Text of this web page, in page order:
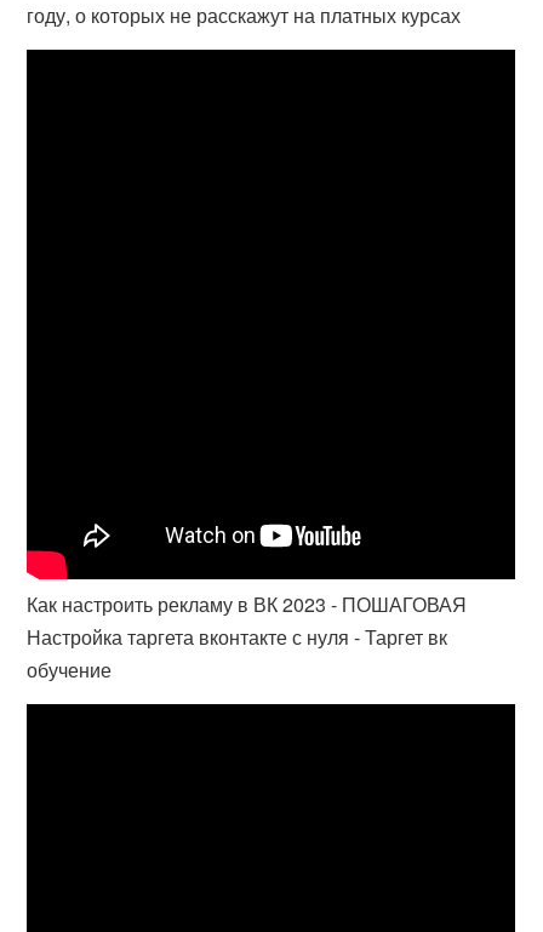
году, о которых не расскажут на платных курсах
Как настроить рекламу в ВК 2023 - ПОШАГОВАЯ
Настройка таргета вконтакте с нуля - Таргет вк
обучение